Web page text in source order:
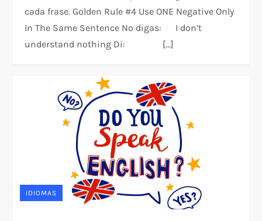
cada frase. Golden Rule #4 Use ONE Negative Only
In The Same Sentence No digas: I don’t
understand nothing Di: […]
IDIOMAS